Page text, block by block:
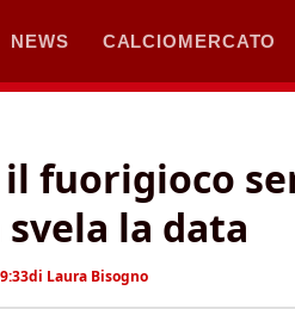
NEWS CALCIOMERCATO
il fuorigioco
la data
di Laura Bisogno